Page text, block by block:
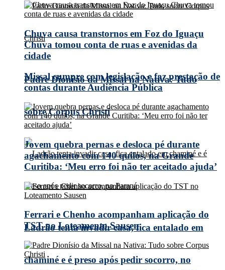
Padre Dionísio da Missal na Nativa: Tudo
sobre Corpus Christi
Ladrão tenta invadir casa, fica entalado em
chaminé e é preso após pedir socorro, no
Chuva causa transtornos em Foz do Iguaçu
Chuva tomou conta de ruas e avenidas da
cidade
Missal cumpre com legislação e faz prestação de
contas durante Audiência Pública
Jovem quebra pernas e desloca pé durante
agachamento com 140 quilos, na Grande
Curitiba: ‘Meu erro foi não ter aceitado ajuda’
Ferrari e Chenho acompanham aplicação do
TST no Loteamento Sausen